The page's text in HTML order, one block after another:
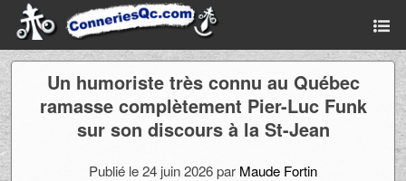
Un humoriste très connu au Québec
ramasse complètement Pier-Luc Funk
sur son discours à la St-Jean
Publié le 24 juin 2026 par Maude Fortin